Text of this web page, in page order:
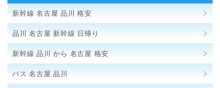
新幹線 名古屋 品川 格安
品川 名古屋 新幹線 日帰り
新幹線 品川 から 名古屋 格安
バス 名古屋 品川